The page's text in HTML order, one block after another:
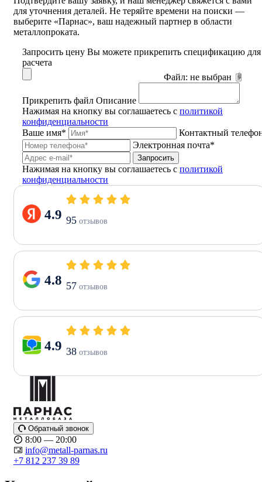
для уточнения деталей. Не теряйте времени на поиски —
выберите «Парнас», ваш надежный партнер в области
металлопроката.
Запросить цену Вы можете прикрепить спецификацию для
расчета
Файл: не выбран
Прикрепить файл Описание
Нажимая на кнопку вы соглашаетесь с политикой
конфиденциальности
Ваше имя*
Контактный
Электронная почта*
Запросить
Нажимая на кнопку вы соглашаетесь с политикой
конфиденциальности
4.9 95 отзывов
4.8 57 отзывов
4.9 38 отзывов
Обратный звонок
8:00 — 20:00
info@metall-parnas.ru
+7 812 237 39 89